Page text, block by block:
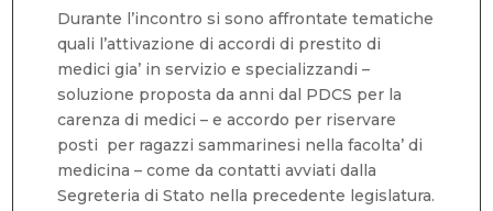
Durante l’incontro si sono affrontate tematiche
quali l’attivazione di accordi di prestito di
medici gia’ in servizio e specializzandi –
soluzione proposta da anni dal PDCS per la
carenza di medici – e accordo per riservare
posti per ragazzi sammarinesi nella facolta’ di
medicina – come da contatti avviati dalla
Segreteria di Stato nella precedente legislatura.